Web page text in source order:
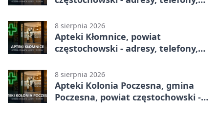
8 sierpnia 2026
Apteki Kłomnice, powiat
częstochowski - adresy, telefony,
8 sierpnia 2026
Apteki Kolonia Poczesna, gmina
Poczesna, powiat częstochowski -